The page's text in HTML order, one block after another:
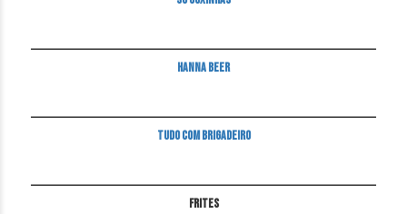
____________________________________________________________________________
Hanna Beer
____________________________________________________________________________
Tudo com Brigadeiro
____________________________________________________________________________
Frites